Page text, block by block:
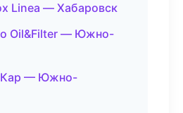
Linea — Хабаровск
Oil&Filter — Южно-
Кар — Южно-